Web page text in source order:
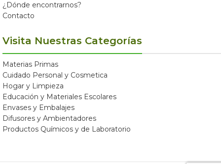
¿Dónde encontrarnos?
Contacto
Visita Nuestras Categorías
Materias Primas
Cuidado Personal y Cosmetica
Hogar y Limpieza
Educación y Materiales Escolares
Envases y Embalajes
Difusores y Ambientadores
Productos Químicos y de Laboratorio